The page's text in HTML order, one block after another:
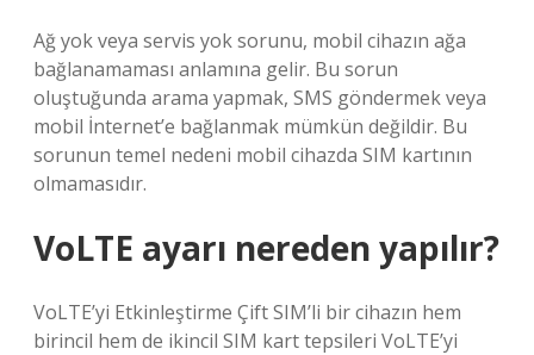
Ağ yok veya servis yok sorunu, mobil cihazın ağa
bağlanamaması anlamına gelir. Bu sorun
oluştuğunda arama yapmak, SMS göndermek veya
mobil İnternet’e bağlanmak mümkün değildir. Bu
sorunun temel nedeni mobil cihazda SIM kartının
olmamasıdır.
VoLTE ayarı nereden yapılır?
VoLTE’yi Etkinleştirme Çift SIM’li bir cihazın hem
birincil hem de ikincil SIM kart tepsileri VoLTE’yi